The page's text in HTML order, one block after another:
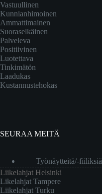
Vastuullinen
Kunnianhimoinen
Ammattimainen
Suoraselkäinen
Palveleva
Positiivinen
Luotettava
Tinkimätön
Laadukas
Kustannustehokas
SEURAA MEITÄ
Työnäytteitä/-fiiliksiä
Liikelahjat Helsinki
Likelahjat Tampere
Liikelahjat Turku